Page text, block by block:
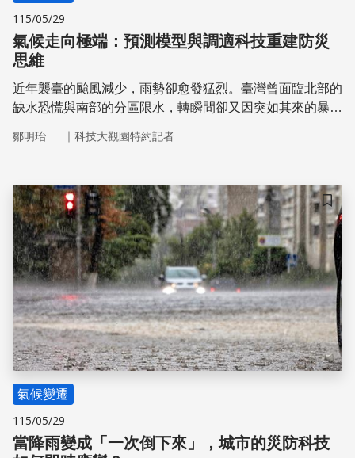
115/05/29
氣候走向極端：預測模型與調適科技重建防災
思維
近年襲臺的颱風減少，雨勢卻愈發猛烈。臺灣曾面臨北部的
缺水恐慌與南部的分區限水，轉瞬間卻又因突如其來的暴雨
號：雨量強度雖增，下雨天數卻減少，形成「乾者愈乾、濕
災害事件，轉變為長期且結構性的環境壓力。
鄒明珆 ｜ 科技大觀園特約記者
儲存
氣候變遷
115/05/29
當降雨變成「一次倒下來」，城市的災防科技